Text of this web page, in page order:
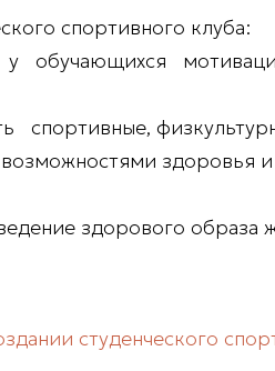
спортивного клуба:
обучающихся
спортивные,
здоровья
здорового образа
студенческого